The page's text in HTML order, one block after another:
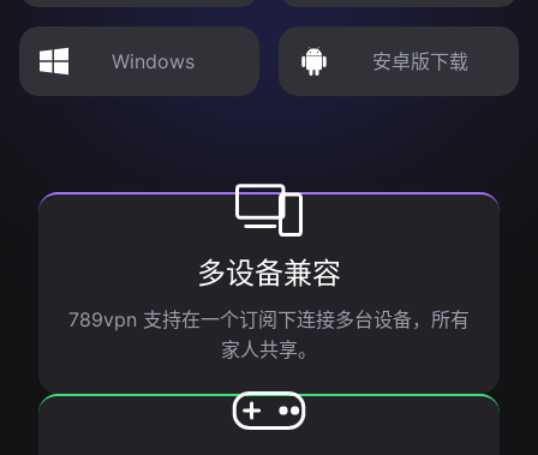
Windows 安卓版下载
多设备兼容
789vpn 支持在一个订阅下连接多台设备，所有
家人共享。